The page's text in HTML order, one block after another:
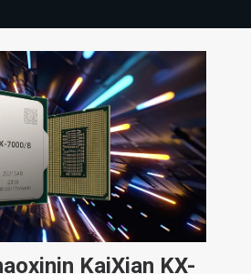
KaiXian KX-